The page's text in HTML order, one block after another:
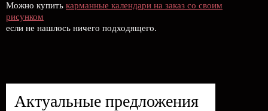
Можно купить карманные календари на заказ со своим
рисунком
если не нашлось ничего подходящего.
Актуальные предложения